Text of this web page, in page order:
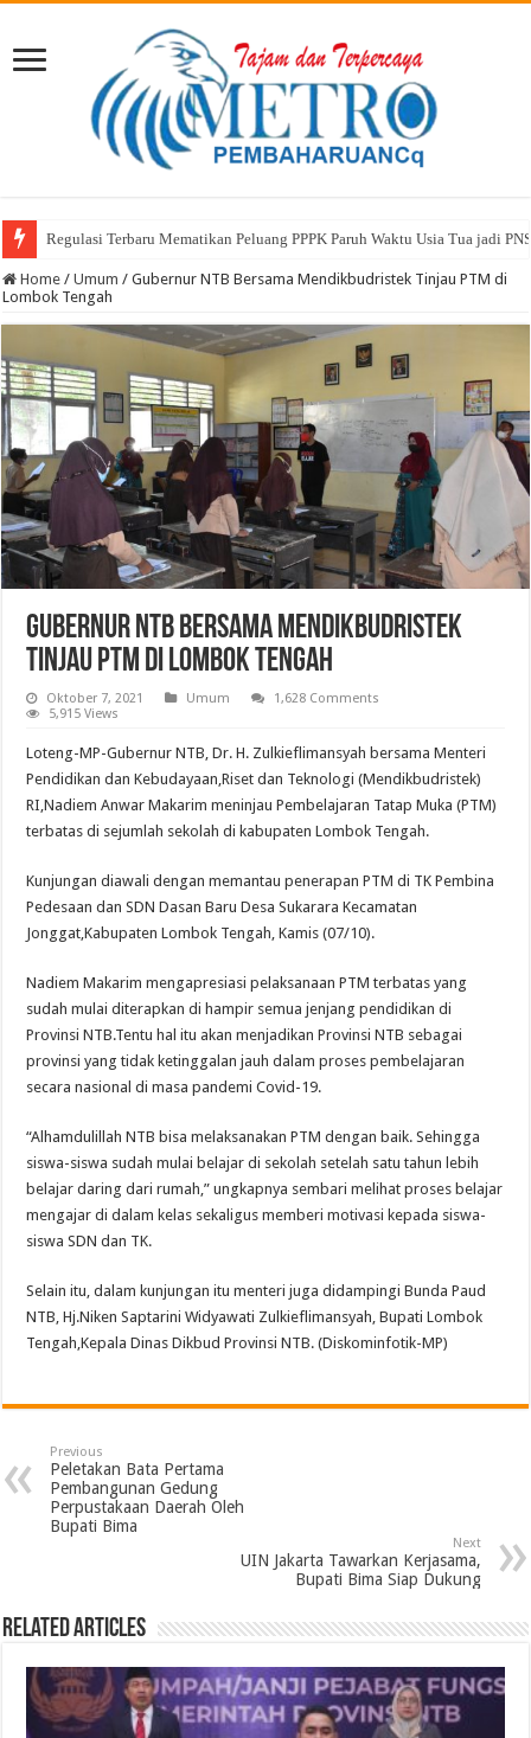
Regulasi Terbaru Mematikan Peluang PPPK Paruh Waktu Usia Tua jadi
Home / Umum / Gubernur NTB Bersama Mendikbudristek Tinjau PTM di
Lombok Tengah
Gubernur NTB Bersama Mendikbudristek
Tinjau PTM di Lombok Tengah
Oktober 7, 2021 Umum
1,628 Comments
5,915 Views
Loteng-MP-Gubernur NTB, Dr. H. Zulkieflimansyah bersama Menteri
Pendidikan dan Kebudayaan,Riset dan Teknologi (Mendikbudristek)
RI,Nadiem Anwar Makarim meninjau Pembelajaran Tatap Muka (PTM)
terbatas di sejumlah sekolah di kabupaten Lombok Tengah.
Kunjungan diawali dengan memantau penerapan PTM di TK Pembina
Pedesaan dan SDN Dasan Baru Desa Sukarara Kecamatan
Jonggat,Kabupaten Lombok Tengah, Kamis (07/10).
Nadiem Makarim mengapresiasi pelaksanaan PTM terbatas yang
sudah mulai diterapkan di hampir semua jenjang pendidikan di
Provinsi NTB.Tentu hal itu akan menjadikan Provinsi NTB sebagai
provinsi yang tidak ketinggalan jauh dalam proses pembelajaran
secara nasional di masa pandemi Covid-19.
“Alhamdulillah NTB bisa melaksanakan PTM dengan baik. Sehingga
siswa-siswa sudah mulai belajar di sekolah setelah satu tahun lebih
belajar daring dari rumah,” ungkapnya sembari melihat proses belajar
mengajar di dalam kelas sekaligus memberi motivasi kepada siswa-
siswa SDN dan TK.
Selain itu, dalam kunjungan itu menteri juga didampingi Bunda Paud
NTB, Hj.Niken Saptarini Widyawati Zulkieflimansyah, Bupati Lombok
Tengah,Kepala Dinas Dikbud Provinsi NTB. (Diskominfotik-MP)
Previous
Peletakan Bata Pertama
Pembangunan Gedung
Perpustakaan Daerah Oleh
Bupati Bima
Next
UIN Jakarta Tawarkan Kerjasama,
Bupati Bima Siap Dukung
Related Articles